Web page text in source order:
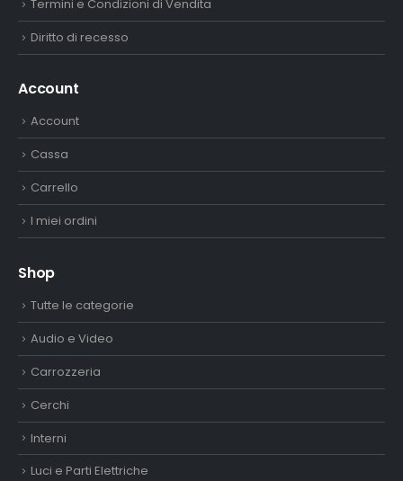
Termini e Condizioni di Vendita
Diritto di recesso
Account
Account
Cassa
Carrello
I miei ordini
Shop
Tutte le categorie
Audio e Video
Carrozzeria
Cerchi
Interni
Luci e Parti Elettriche